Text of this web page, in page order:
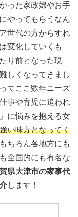
った家政婦やお手
やってもらうなん
世代の方からすれ
変化していくも
り前となった現
しくなってきまし
てここ数年ニーズ
事や育児に追われ
に悩みを抱える女
い味方となってく
ちろん各地方にも
全国的にも有名な
県大津市の家事代
します！